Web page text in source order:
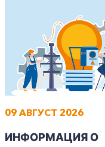
09 АВГУСТ 2026
ИНФОРМАЦИЯ О